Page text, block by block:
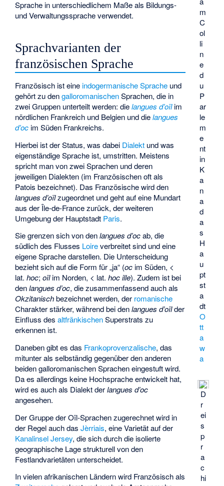
m
C
ol
li
n
e
d
u
P
ar
le
m
e
nt
in
K
a
n
a
d
a
s
H
a
u
pt
st
a
dt
O
tt
a
w
a
D
r
ei
s
p
r
a
c
hi
Sprache in unterschiedlichem Maße als Bildungs-
und Verwaltungssprache verwendet.
Sprachvarianten der
französischen Sprache
Französisch ist eine indogermanische Sprache und
gehört zu dengalloromanischenSprachen, die in
zwei Gruppen unterteilt werden: dielangues d’oïlim
nördlichen Frankreich und Belgien und dielangues
d’oc im Süden Frankreichs.
Hierbei ist der Status, was dabei Dialekt und was
eigenständige Sprache ist, umstritten. Meistens
spricht man von zwei Sprachen und deren
jeweiligen Dialekten (im Französischen oft als
Patois bezeichnet). Das Französische wird den
langues d’oïlzugeordnet und geht auf eine Mundart
aus der Île-de-France zurück, der weiteren
Umgebung der Hauptstadt Paris.
Sie grenzen sich von denlangues d’ocab, die
südlich des Flusses Loireverbreitet sind und eine
eigene Sprache darstellen. Die Unterscheidung
bezieht sich auf die Form für „ja“ (oc im Süden, <
lat.hoc;oïlim Norden, < lat.hoc ille). Zudem ist bei
denlangues d’oc, die zusammenfassend auch als
Okzitanischbezeichnet werden, der romanische
Charakter stärker, während bei denlangues d’oïlder
Einfluss desaltfränkischenSuperstrats zu
erkennen ist.
Daneben gibt es das Frankoprovenzalische, das
mitunter als selbständig gegenüber den anderen
beiden galloromanischen Sprachen eingestuft wird.
Da es allerdings keine Hochsprache entwickelt hat,
wird es auch als Dialekt derlangues d’oc
angesehen.
Der Gruppe der Oïl-Sprachen zugerechnet wird in
der Regel auch dasJèrriais, eine Varietät auf der
Kanalinsel Jersey, die sich durch die isolierte
geographische Lage strukturell von den
Festlandvarietäten unterscheidet.
In vielen afrikanischen Ländern wird Französisch als